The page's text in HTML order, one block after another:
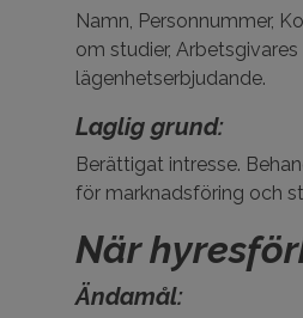
Namn, Personnummer,
om studier,
lägenhetserbjudande.
Laglig grund:
Berättigat intresse.
för marknadsföring och
När
Ändamål: